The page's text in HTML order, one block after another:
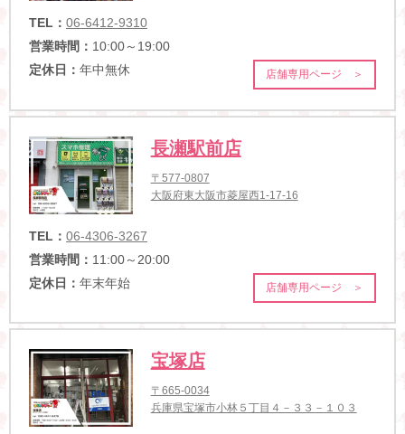
TEL： 06-6412-9310
営業時間： 10:00～19:00
定休日： 年中無休 店舗専用ページ ＞
長瀬駅前店
〒577-0807
大阪府東大阪市菱屋西1-17-16
TEL： 06-4306-3267
営業時間： 11:00～20:00
定休日： 年末年始 店舗専用ページ ＞
宝塚店
〒665-0034
兵庫県宝塚市小林５丁目４－３３－１０３